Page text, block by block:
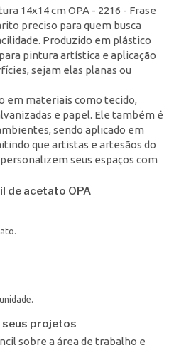
14x14 cm OPA - 2216 - Frase
preciso para quem busca
Produzido em plástico
pintura artística e aplicação
sejam elas planas ou
em materiais como tecido,
e papel. Ele também é
sendo aplicado em
que artistas e artesãos do
seus espaços com
de acetato OPA
seus projetos
sobre a área de trabalho e